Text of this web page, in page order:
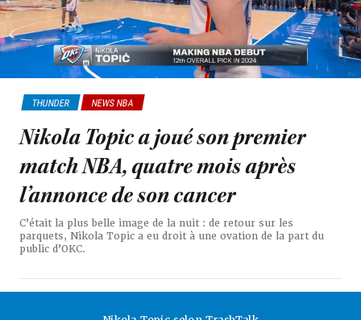
THUNDER NEWS NBA
Nikola Topic a joué son premier
match NBA, quatre mois après
l’annonce de son cancer
C’était la plus belle image de la nuit : de retour sur les
parquets, Nikola Topic a eu droit à une ovation de la part du
public d’OKC.